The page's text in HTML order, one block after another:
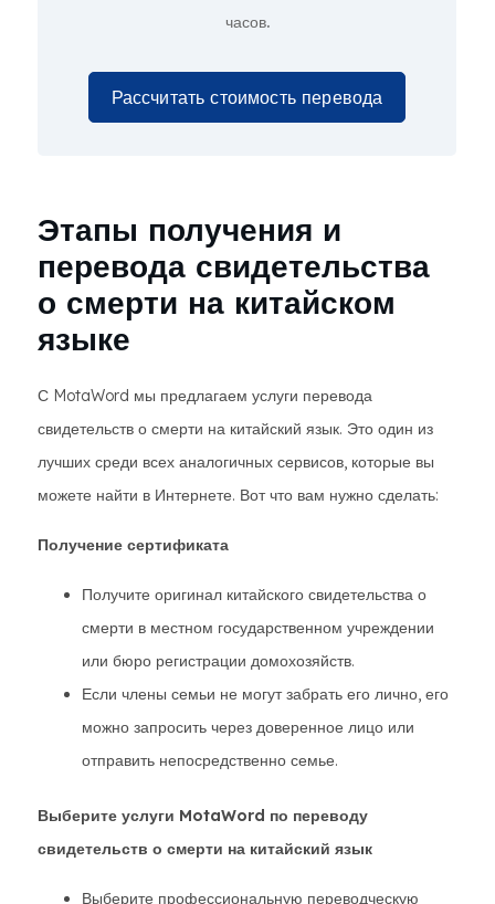
часов.
Рассчитать стоимость перевода
Этапы получения и
перевода свидетельства
о смерти на китайском
языке
С MotaWord мы предлагаем услуги перевода
свидетельств о смерти на китайский язык. Это один из
лучших среди всех аналогичных сервисов, которые вы
можете найти в Интернете. Вот что вам нужно сделать:
Получение сертификата
Получите оригинал китайского свидетельства о
смерти в местном государственном учреждении
или бюро регистрации домохозяйств.
Если члены семьи не могут забрать его лично, его
можно запросить через доверенное лицо или
отправить непосредственно семье.
Выберите услуги MotaWord по переводу
свидетельств о смерти на китайский язык
Выберите профессиональную переводческую